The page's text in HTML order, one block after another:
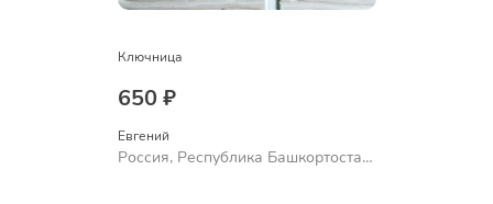
Ключница
650 ₽
Евгений
Россия, Республика Башкортостан,